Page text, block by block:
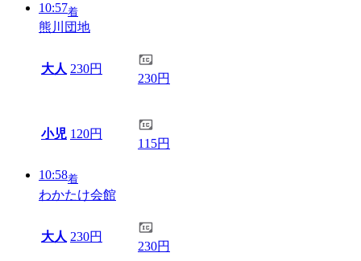
10:57着
熊川団地
大人 230円
230円
小児 120円
115円
10:58着
わかたけ会館
大人 230円
230円